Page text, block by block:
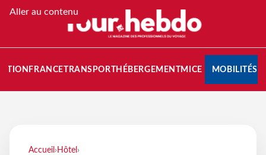
Aller au contenu
FRANCETRANSPORT HÉBERGEMENTMICE MOBILITÉS
Accueil › Hôtel ›